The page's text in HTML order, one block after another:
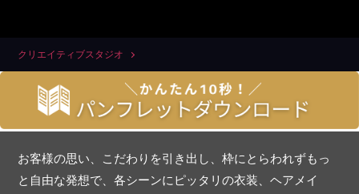
クリエイティブスタジオ
お客様の思い、こだわりを引き出し、枠にとらわれずもっ
と自由な発想で、各シーンにピッタリの衣装、ヘアメイ